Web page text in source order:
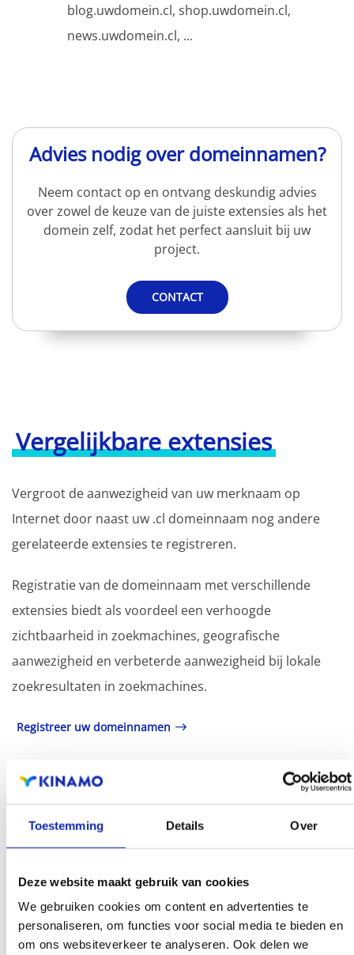
Toestemming Details Over
Deze website maakt gebruik van cookies
We gebruiken cookies om content en advertenties te
personaliseren, om functies voor social media te bieden en
om ons websiteverkeer te analyseren. Ook delen we
blog.uwdomein.cl, shop.uwdomein.cl,
news.uwdomein.cl, ...
Advies nodig over domeinnamen?
Neem contact op en ontvang deskundig advies
over zowel de keuze van de juiste extensies als het
domein zelf, zodat het perfect aansluit bij uw
project.
CONTACT
Vergelijkbare extensies
Vergroot de aanwezigheid van uw merknaam op
Internet door naast uw .cl domeinnaam nog andere
gerelateerde extensies te registreren.
Registratie van de domeinnaam met verschillende
extensies biedt als voordeel een verhoogde
zichtbaarheid in zoekmachines, geografische
aanwezigheid en verbeterde aanwezigheid bij lokale
zoekresultaten in zoekmachines.
Registreer uw domeinnamen